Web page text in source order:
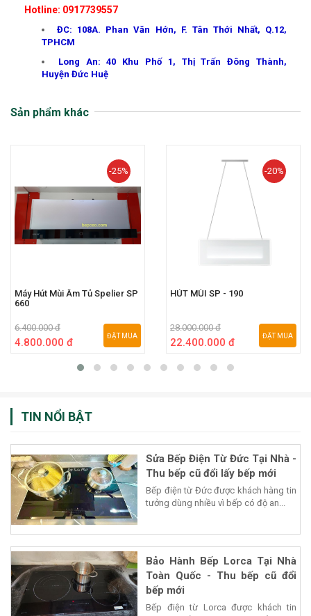
Hotline: 0917739557
ĐC: 108A. Phan Văn Hớn, F. Tân Thới Nhất, Q.12,
TPHCM
Long An: 40 Khu Phố 1, Thị Trấn Đông Thành,
Huyện Đức Huệ
Sản phẩm khác
-25%
Máy Hút Mùi Âm Tủ Spelier SP
660
6.400.000 đ
4.800.000 đ
ĐẶT MUA
-20%
HÚT MÙI SP - 190
28.000.000 đ
22.400.000 đ
ĐẶT MUA
TIN NỔI BẬT
Sửa Bếp Điện Từ Đức Tại Nhà -
Thu bếp cũ đổi lấy bếp mới
Bếp điện từ Đức được khách hàng tin
tưởng dùng nhiều vì bếp có độ an...
Bảo Hành Bếp Lorca Tại Nhà
Toàn Quốc - Thu bếp cũ đổi
bếp mới
Bếp điện từ Lorca được khách tin